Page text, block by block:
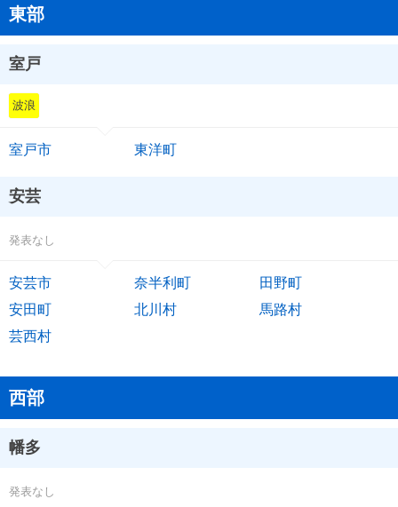
東部
室戸
波浪
室戸市 東洋町
安芸
発表なし
安芸市 奈半利町
田野町
安田町
北川村
馬路村
芸西村
西部
幡多
発表なし